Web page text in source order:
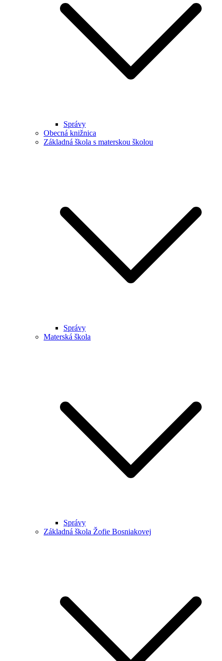
Správy
Obecná knižnica
Základná škola s materskou školou
Správy
Materská škola
Správy
Základná škola Žofie Bosniakovej